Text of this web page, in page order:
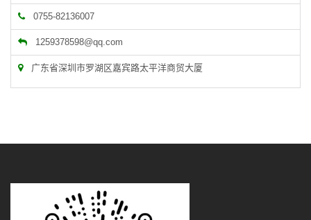
0755-82136007
1259378598@qq.com
广东省深圳市罗湖区嘉宾路太平洋商贸大厦